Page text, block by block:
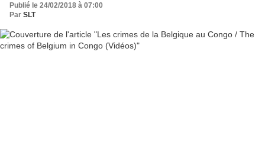
Publié le 24/02/2018 à 07:00
Par SLT